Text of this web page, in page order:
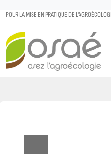
POUR LA MISE EN PRATIQUE DE